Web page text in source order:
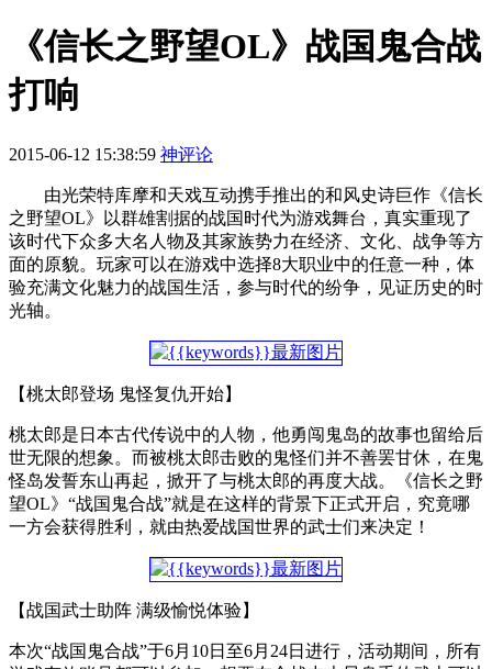
《信长之野望OL》战国鬼合战
打响
2015-06-12 15:38:59 神评论
由光荣特库摩和天戏互动携手推出的和风史诗巨作《信长
之野望OL》以群雄割据的战国时代为游戏舞台，真实重现了
该时代下众多大名人物及其家族势力在经济、文化、战争等方
面的原貌。玩家可以在游戏中选择8大职业中的任意一种，体
验充满文化魅力的战国生活，参与时代的纷争，见证历史的时
光轴。
【桃太郎登场 鬼怪复仇开始】
桃太郎是日本古代传说中的人物，他勇闯鬼岛的故事也留给后
世无限的想象。而被桃太郎击败的鬼怪们并不善罢甘休，在鬼
怪岛发誓东山再起，掀开了与桃太郎的再度大战。《信长之野
望OL》“战国鬼合战”就是在这样的背景下正式开启，究竟哪
一方会获得胜利，就由热爱战国世界的武士们来决定！
【战国武士助阵 满级愉悦体验】
本次“战国鬼合战”于6月10日至6月24日进行，活动期间，所有